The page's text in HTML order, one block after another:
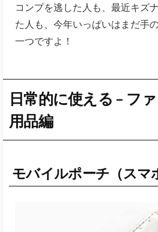
コンプを逃した人も、最近キズ
た人も、今年いっぱいはまだ手
一つですよ！
日常的に使える – フ
用品編
モバイルポーチ（スマ